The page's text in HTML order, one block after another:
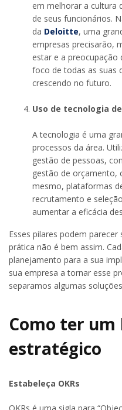
em melhorar a cultura
de seus funcionários.
da Deloitte, uma
empresas precisarão,
estar e a
foco de todas as suas
crescendo no futuro.
Uso de tecnologia
A tecnologia é uma
processos da área.
gestão de pessoas,
gestão de orçamento,
mesmo, plataformas
recrutamento e
aumentar a eficácia
Esses pilares podem
prática não é bem assim.
planejamento para a sua
sua empresa a tornar esse
separamos algumas
Como ter um
estratégico
Estabeleça OKRs